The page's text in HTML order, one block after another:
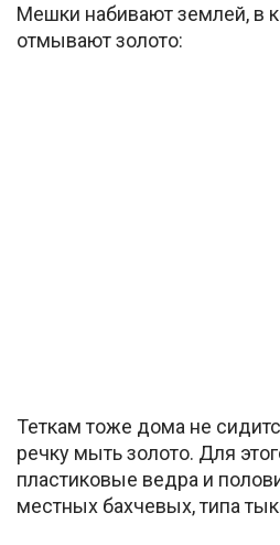
Мешки набивают землей, в
отмывают золото:
Теткам тоже дома не
речку мыть золото. Для
пластиковые ведра и
местных бахчевых, типа